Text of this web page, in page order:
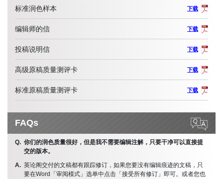
标准润色样本 下载
编辑师的信 下载
投稿说明信 下载
高级原稿质量测评卡 下载
标准原稿质量测评卡 下载
FAQs
你们的润色质量很好，但是我不需要编辑注解，只要干净可以直接提
交的版本。
英论阁交付的文稿都有跟踪修订，如果您要没有编辑痕迹的文稿，只
要在Word「审阅模式」选单中点击「接受所有修订」即可。或者您也